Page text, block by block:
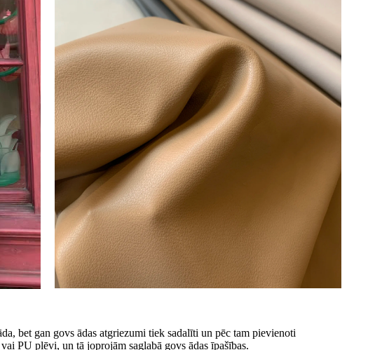
bet gan govs ādas atgriezumi tiek sadalīti un pēc tam pievienoti
PU plēvi, un tā joprojām saglabā govs ādas īpašības.